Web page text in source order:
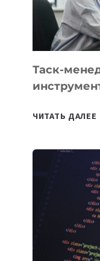
Таск-
ЧИТАТЬ ДАЛЕЕ